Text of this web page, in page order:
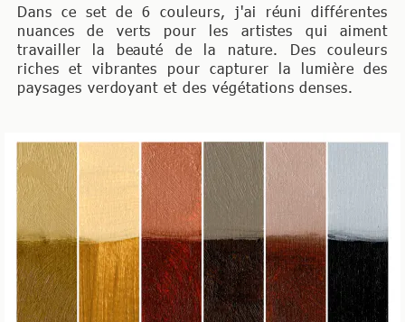
Dans ce set de 6 couleurs, j'ai réuni différentes
nuances de verts pour les artistes qui aiment
travailler la beauté de la nature. Des couleurs
riches et vibrantes pour capturer la lumière des
paysages verdoyant et des végétations denses.